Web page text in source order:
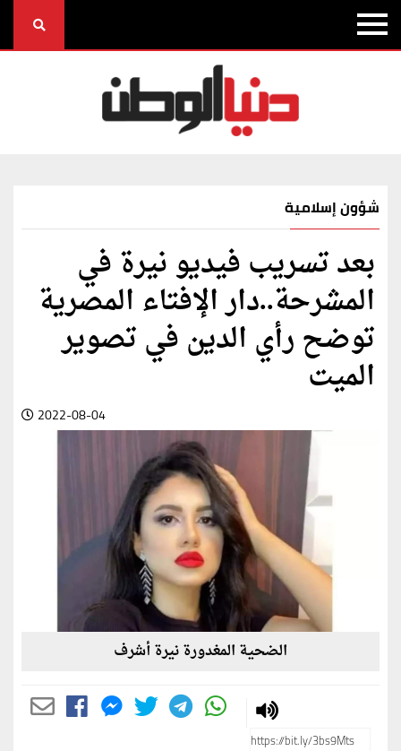
شؤون إسلامية
بعد تسريب فيديو نيرة في
المشرحة..دار الإفتاء المصرية
توضح رأي الدين في تصوير
الميت
2022-08-04
الضحية المغدورة نيرة أشرف